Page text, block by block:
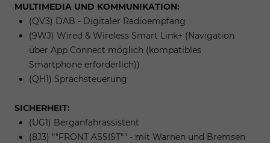
MULTIMEDIA UND KOMMUNIKATION:
(QV3) DAB - Digitaler Radioempfang
(9WJ) Wired & Wireless Smart Link+ (Navigation
über App Connect möglich (kompatibles
Smartphone erforderlich))
(QH1) Sprachsteuerung
SICHERHEIT:
(UG1) Berganfahrassistent
(8J3) ""FRONT ASSIST"" - mit Warnen und Bremsen